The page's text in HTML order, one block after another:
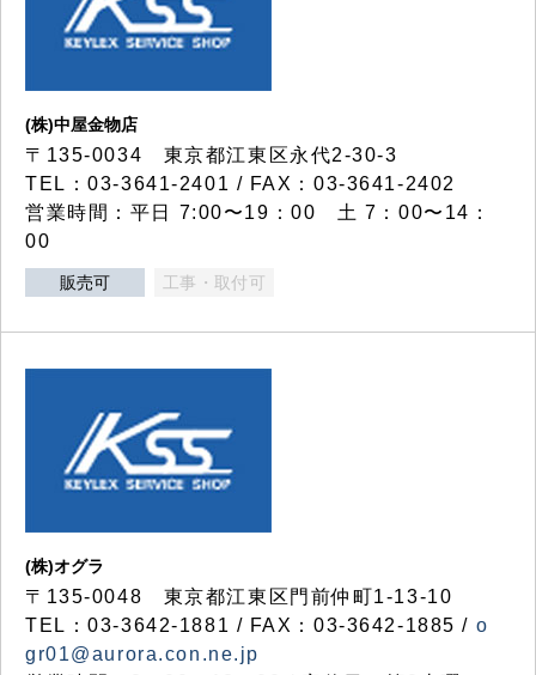
(株)中屋金物店
〒135-0034 東京都江東区永代2-30-3
TEL：03-3641-2401 / FAX：03-3641-2402
営業時間：平日 7:00〜19：00 土 7：00〜14：
00
販売可 工事・取付可
(株)オグラ
〒135-0048 東京都江東区門前仲町1-13-10
TEL：03-3642-1881 / FAX：03-3642-1885 / o
gr01@aurora.con.ne.jp